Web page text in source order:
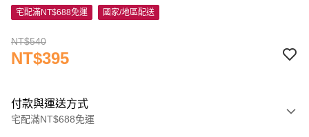
宅配滿NT$688免運 國家/地區配送
NT$540
NT$395
付款與運送方式
宅配滿NT$688免運